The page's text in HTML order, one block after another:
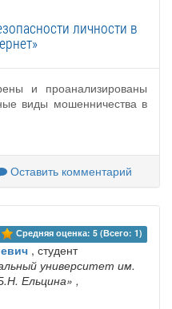
личности в
и проанализированы
виды мошенничества в
Оставить комментарий
Средняя оценка: 5 (Всего: 1)
, студент
университет им.
Ельцина» ,